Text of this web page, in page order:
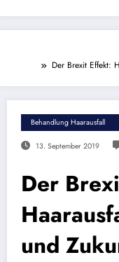
Der Brexit Effekt:
Behandlung Haarausfall
13. September 2019
Der
und